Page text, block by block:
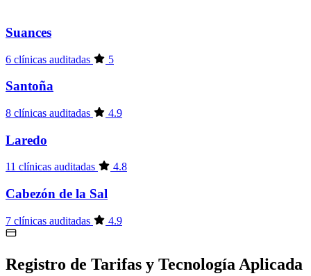
Suances
6 clínicas auditadas 5
Santoña
8 clínicas auditadas 4.9
Laredo
11 clínicas auditadas 4.8
Cabezón de la Sal
7 clínicas auditadas 4.9
Registro de Tarifas y Tecnología Aplicada